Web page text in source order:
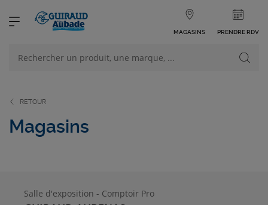
MAGASINS PRENDRE RDV
NOS PRODUITS
RETOUR
Magasins
Salle d'exposition - Comptoir Pro